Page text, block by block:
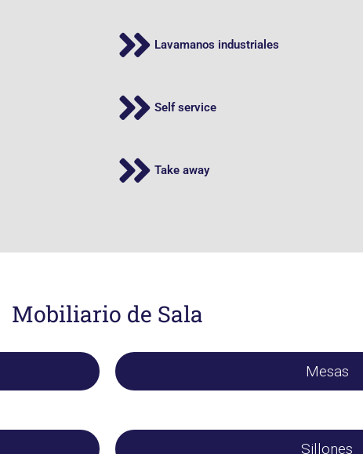
Lavamanos industriales
Self service
Take away
Mobiliario de Sala
Mesas
Sillones